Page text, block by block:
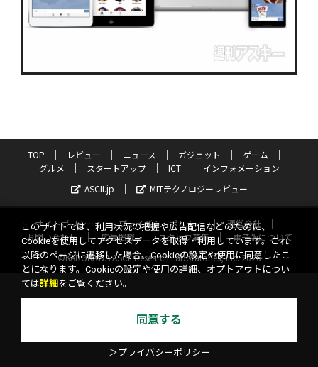
TOP レビュー ニュース ガジェット
ゲーム
グルメ
スタートアップ ICT
インフォメーション
ASCII.jp
MITテクノロジーレビュー
サイトポリシー プライバシーポリシー
運営会社
お問い合わせ
広告掲載 スタッフ募集
電子版について
©KADOKAWA ASCII Research Laboratories, Inc. 2026
このサイトでは、利用状況の把握や広告配信などのために、
Cookieを使用してアクセスデータを取得・利用しています。これ
以降のページに遷移した場合、Cookieの設定や使用に同意したこ
とになります。Cookieの設定や使用の詳細、オプトアウトについ
ては詳細 をご覧ください。
同意する
＞プライバシーポリシー